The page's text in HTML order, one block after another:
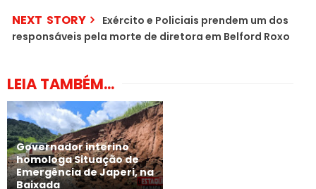
NEXT STORY
Exército e Policiais prendem um dos
responsáveis pela morte de diretora em Belford Roxo
LEIA TAMBÉM...
Governador interino
homologa Situação de
Emergência de Japeri, na
Baixada